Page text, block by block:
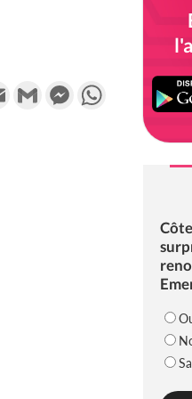
Email Gmail MessengerWhatsApp